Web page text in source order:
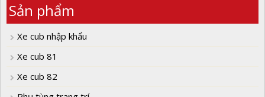
Sản phẩm
Xe cub nhập khẩu
Xe cub 81
Xe cub 82